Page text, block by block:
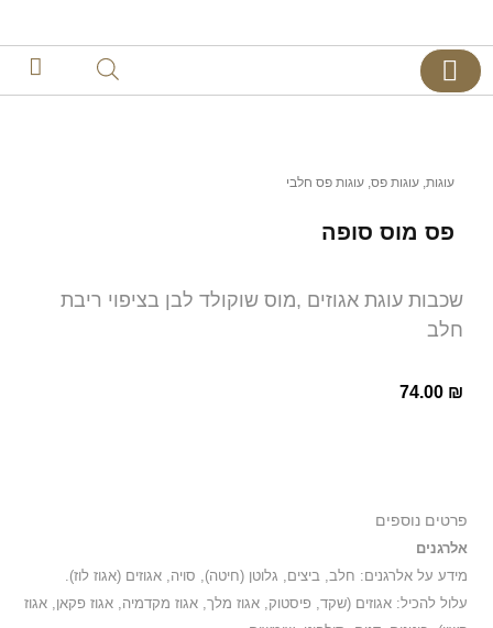
עוגות, עוגות פס, עוגות פס חלבי
פס מוס סופה
שכבות עוגת אגוזים ,מוס שוקולד לבן בציפוי ריבת
חלב
74.00 ₪
פרטים נוספים
אלרגנים
מידע על אלרגנים: חלב, ביצים, גלוטן (חיטה), סויה, אגוזים (אגוז לוז).
עלול להכיל: אגוזים (שקד, פיסטוק, אגוז מלך, אגוז מקדמיה, אגוז פקאן, אגוז